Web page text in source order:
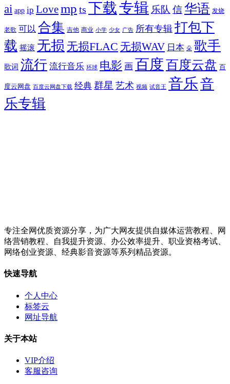
ai app ip Lovemp ts 下载专辑 乐队 信华语 发烧
老歌 可以 合集 吉他 商业 小学 少女 广告 所有专辑 打包下
载 摇滚 无损 无损FLAC 无损WAV 日本 朵 歌手
歌词 流行 流行音乐 环球 电影 画 百度百度云盘 百
度云网盘 百度云网盘下载 经典 群星 艺术 视频 试音王 音乐音
乐专辑
专注全网优质资源分享，为广大网友提供自媒体运营教程、网
络营销教程、自我提升资源、办公效率提升、职业资格考试、
网络创业资源、经典影音资源等系列精品资源。
快速导航
个人中心
标签云
网址导航
关于本站
VIP介绍
客服咨询